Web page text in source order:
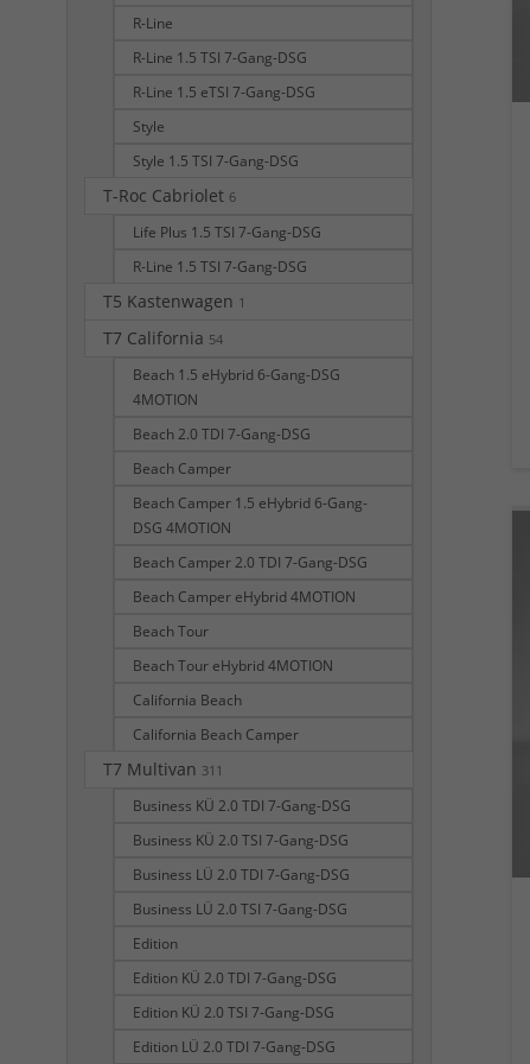
R-Line
R-Line 1.5 TSI 7-Gang-DSG
R-Line 1.5 eTSI 7-Gang-DSG
Style
Style 1.5 TSI 7-Gang-DSG
T-Roc Cabriolet 6
Life Plus 1.5 TSI 7-Gang-DSG
R-Line 1.5 TSI 7-Gang-DSG
T5 Kastenwagen 1
T7 California 54
Beach 1.5 eHybrid 6-Gang-DSG
4MOTION
Beach 2.0 TDI 7-Gang-DSG
Beach Camper
Beach Camper 1.5 eHybrid 6-Gang-
DSG 4MOTION
Beach Camper 2.0 TDI 7-Gang-DSG
Beach Camper eHybrid 4MOTION
Beach Tour
Beach Tour eHybrid 4MOTION
California Beach
California Beach Camper
T7 Multivan 311
Business KÜ 2.0 TDI 7-Gang-DSG
Business KÜ 2.0 TSI 7-Gang-DSG
Business LÜ 2.0 TDI 7-Gang-DSG
Business LÜ 2.0 TSI 7-Gang-DSG
Edition
Edition KÜ 2.0 TDI 7-Gang-DSG
Edition KÜ 2.0 TSI 7-Gang-DSG
Edition LÜ 2.0 TDI 7-Gang-DSG